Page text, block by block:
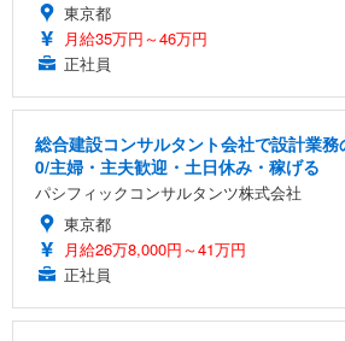
東京都
月給35万円～46万円
正社員
総合建設コンサルタント会社で設計業
0/主婦・主夫歓迎・土日休み・稼げる
パシフィックコンサルタンツ株式会社
東京都
月給26万8,000円～41万円
正社員